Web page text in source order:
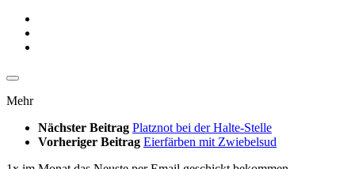
Mehr
Nächster Beitrag Platznot bei der Halte-Stelle
Vorheriger Beitrag Eierfärben mit Zwiebelsud